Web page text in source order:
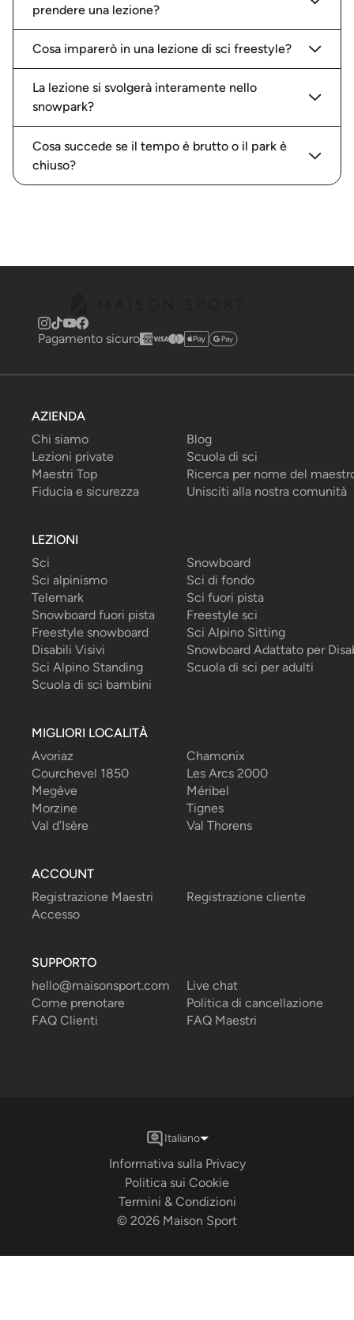
prendere una lezione?
Cosa imparerò in una lezione di sci freestyle?
La lezione si svolgerà interamente nello
snowpark?
Cosa succede se il tempo è brutto o il park è
chiuso?
Pagamento sicuro
AZIENDA
Chi siamo
Blog
Lezioni private
Scuola di sci
Maestri Top
Ricerca per nome del
Fiducia e sicurezza
Unisciti alla nostra comunità
LEZIONI
Sci
Snowboard
Sci alpinismo
Sci di fondo
Telemark
Sci fuori pista
Snowboard fuori pista
Freestyle sci
Freestyle snowboard
Sci Alpino Sitting
Disabili Visivi
Snowboard Adattato per
Sci Alpino Standing
Scuola di sci per adulti
Scuola di sci bambini
MIGLIORI LOCALITÀ
Avoriaz
Chamonix
Courchevel 1850
Les Arcs 2000
Megève
Méribel
Morzine
Tignes
Val d’Isère
Val Thorens
ACCOUNT
Registrazione Maestri
Registrazione cliente
Accesso
SUPPORTO
hello@maisonsport.com
Live chat
Come prenotare
Politica di cancellazione
FAQ Clienti
FAQ Maestri
© 2026 Maison Sport
Termini & Condizioni
Politica sui Cookie
Informativa sulla Privacy
Italiano